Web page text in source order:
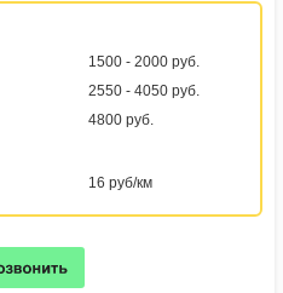
1500 - 2000 руб.
2550 - 4050 руб.
4800 руб.
16 руб/км